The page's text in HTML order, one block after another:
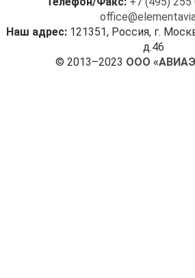
Наш адрес: 121351, Россия, г.
д.46
© 2013–2023 ООО